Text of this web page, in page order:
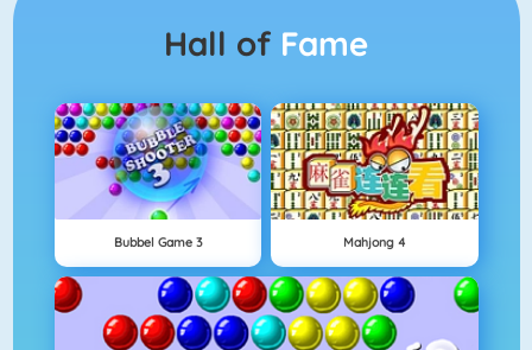
Hall of Fame
Bubbel Game 3 Mahjong 4